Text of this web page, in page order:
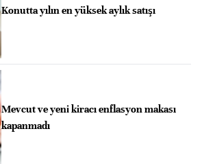
Konutta yılın en yüksek aylık satışı
Mevcut ve yeni kiracı enflasyon makası
kapanmadı